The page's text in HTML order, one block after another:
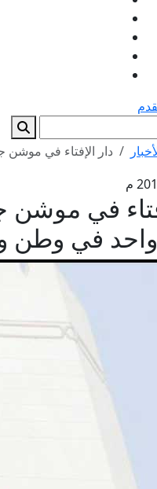
دار الإفتاء في
في
في وطن